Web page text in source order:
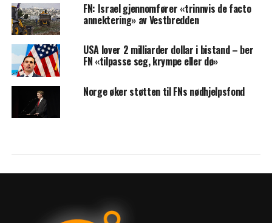
FN: Israel gjennomfører «trinnvis de facto
annektering» av Vestbredden
USA lover 2 milliarder dollar i bistand – ber
FN «tilpasse seg, krympe eller dø»
Norge øker støtten til FNs nødhjelpsfond